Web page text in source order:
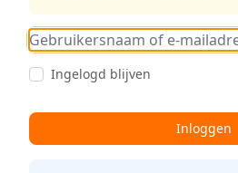
Gebruikersnaam of e-
Ingelogd blijven
Inloggen